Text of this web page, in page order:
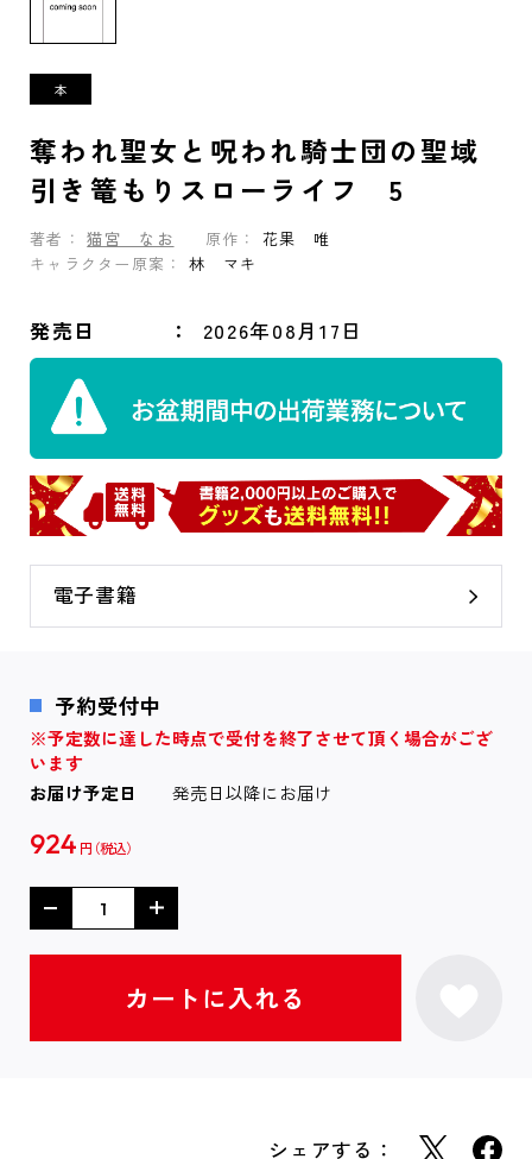
奪われ聖女と呪われ騎士団の聖域
引き篭もりスローライフ 5
著者： 猫宮 なお 原作：
花果 唯
キャラクター原案：
林 マキ
発売日 2026年08月17日
電子書籍
予約受付中
※予定数に達した時点で受付を終了させて頂く場合がござ
います
お届け予定日
発売日以降にお届け
924 円
シェアする：